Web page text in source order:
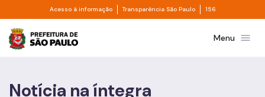
Pular para o Conteúdo principal
Acesso à informação Divisor de acesso à informação
Transparência São Paulo Divisor de
156
Prefeitura de São PauloMenu menu
Notícia na íntegra